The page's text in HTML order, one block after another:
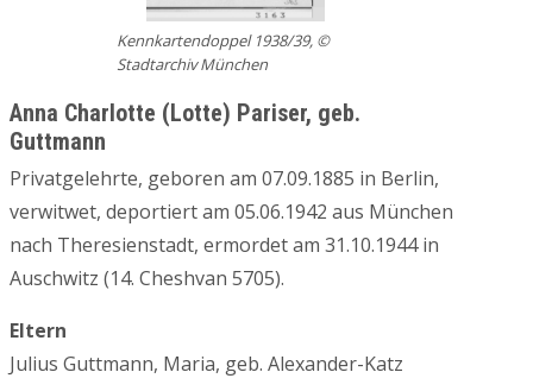
Kennkartendoppel 1938/39, ©
Stadtarchiv München
Anna Charlotte (Lotte) Pariser, geb.
Guttmann
Privatgelehrte, geboren am 07.09.1885 in Berlin,
verwitwet, deportiert am 05.06.1942 aus München
nach Theresienstadt, ermordet am 31.10.1944 in
Auschwitz (14. Cheshvan 5705).
Eltern
Julius Guttmann, Maria, geb. Alexander-Katz